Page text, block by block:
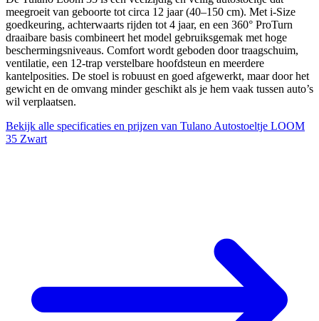
meegroeit van geboorte tot circa 12 jaar (40–150 cm). Met i‑Size
goedkeuring, achterwaarts rijden tot 4 jaar, en een 360° ProTurn
draaibare basis combineert het model gebruiksgemak met hoge
beschermingsniveaus. Comfort wordt geboden door traagschuim,
ventilatie, een 12‑trap verstelbare hoofdsteun en meerdere
kantelposities. De stoel is robuust en goed afgewerkt, maar door het
gewicht en de omvang minder geschikt als je hem vaak tussen auto’s
wil verplaatsen.
Bekijk alle specificaties en prijzen van Tulano Autostoeltje LOOM
35 Zwart